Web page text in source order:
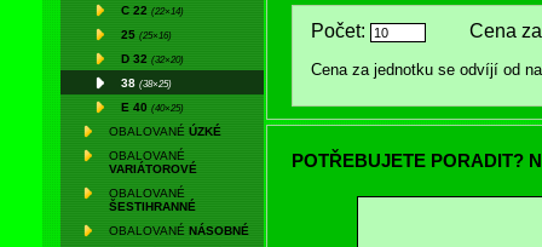
C 22 (22×14)
25 (25×16)
D 32 (32×20)
38 (38×25)
E 40 (40×25)
OBALOVANÉ ÚZKÉ
OBALOVANÉ
VARIÁTOROVÉ
OBALOVANÉ
ŠESTIHRANNÉ
OBALOVANÉ NÁSOBNÉ
Počet: Cena za
Cena za jednotku se odvíjí od
POTŘEBUJETE PORADIT?